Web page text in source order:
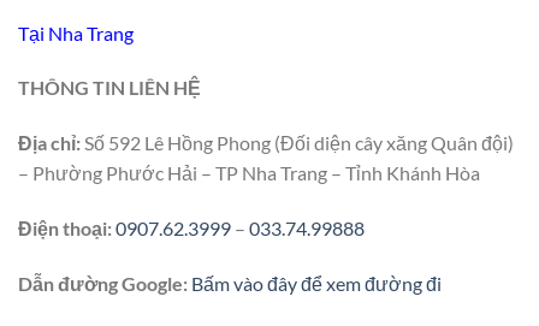
Tại Nha Trang
THÔNG TIN LIÊN HỆ
Địa chỉ:Số 592 Lê Hồng Phong (Đối diện cây xăng Quân đội)
– Phường Phước Hải – TP Nha Trang – Tỉnh Khánh Hòa
Điện thoại:0907.62.3999 – 033.74.99888
Dẫn đường Google: Bấm vào đây để xem đường đi